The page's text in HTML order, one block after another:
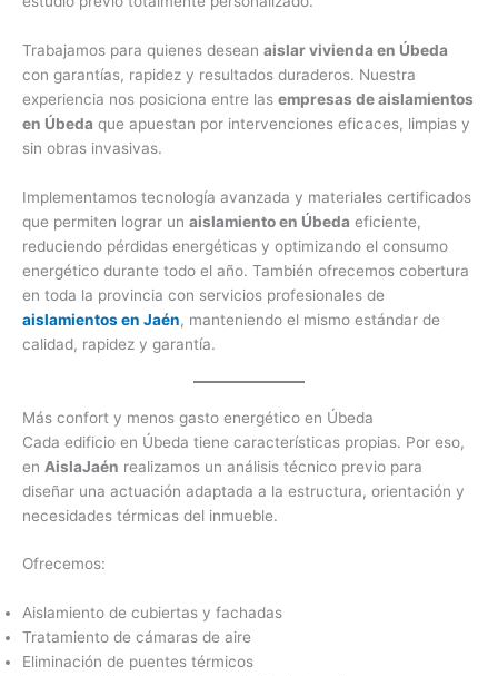
Trabajamos para quienes desean aislar vivienda en Úbeda
con garantías, rapidez y resultados duraderos. Nuestra
experiencia nos posiciona entre las empresas de aislamientos
en Úbeda que apuestan por intervenciones eficaces, limpias y
sin obras invasivas.
Implementamos tecnología avanzada y materiales certificados
que permiten lograr un aislamiento en Úbeda eficiente,
reduciendo pérdidas energéticas y optimizando el consumo
energético durante todo el año. También ofrecemos cobertura
en toda la provincia con servicios profesionales de
aislamientos en Jaén, manteniendo el mismo estándar de
calidad, rapidez y garantía.
Más confort y menos gasto energético en Úbeda
Cada edificio en Úbeda tiene características propias. Por eso,
en AislaJaén realizamos un análisis técnico previo para
diseñar una actuación adaptada a la estructura, orientación y
necesidades térmicas del inmueble.
Ofrecemos:
Aislamiento de cubiertas y fachadas
Tratamiento de cámaras de aire
Eliminación de puentes térmicos